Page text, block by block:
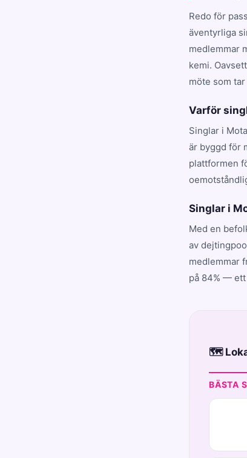
Redo för
äventyrliga
medlemmar
kemi.
möte som
Varför
Singlar i
är byggd för
plattformen
Singlar i
Med en
av
medlemmar
på 84% — ett
🗺️
BÄSTA